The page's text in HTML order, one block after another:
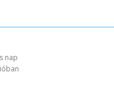
nap